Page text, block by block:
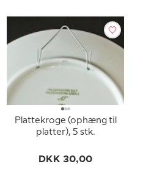
Plattekroge (ophæng til
platter), 5 stk.
DKK 30,00